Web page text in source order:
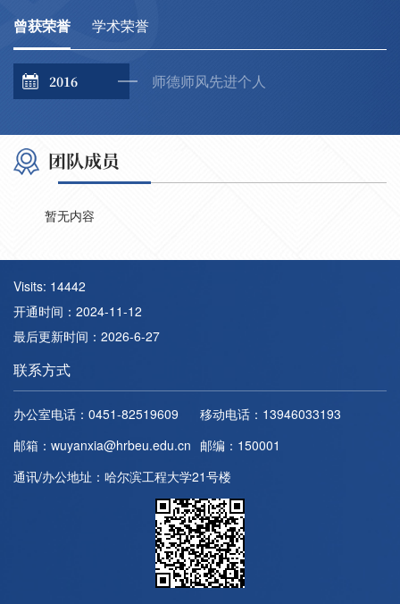
曾获荣誉 学术荣誉
2016 师德师风先进个人
团队成员
暂无内容
Visits: 14442
开通时间： 2024-11-12
最后更新时间： 2026-6-27
联系方式
办公室电话： 0451-82519609 移动电话： 13946033193
邮箱： wuyanxia@hrbeu.edu.cn 邮编： 150001
通讯/办公地址： 哈尔滨工程大学21号楼